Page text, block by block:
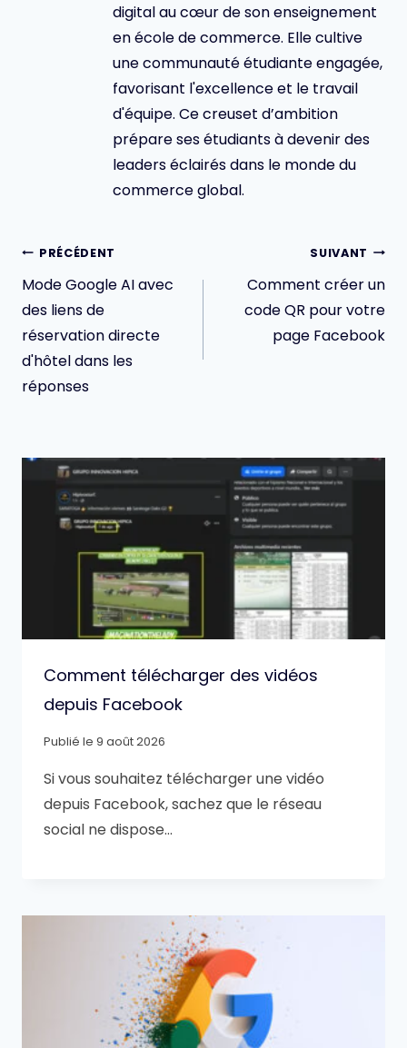
digital au cœur de son enseignement
en école de commerce. Elle cultive
une communauté étudiante engagée,
favorisant l'excellence et le travail
d'équipe. Ce creuset d’ambition
prépare ses étudiants à devenir des
leaders éclairés dans le monde du
commerce global.
Navigation
de
l’article
PRÉCÉDENT
Mode Google AI avec
des liens de
réservation directe
d'hôtel dans les
réponses
SUIVANT
Comment créer un
code QR pour votre
page Facebook
Comment télécharger des vidéos
depuis Facebook
Publié le 9 août 2026
Si vous souhaitez télécharger une vidéo
depuis Facebook, sachez que le réseau
social ne dispose…